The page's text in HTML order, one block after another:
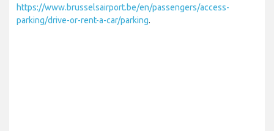
https://www.brusselsairport.be/en/passengers/access-
parking/drive-or-rent-a-car/parking.